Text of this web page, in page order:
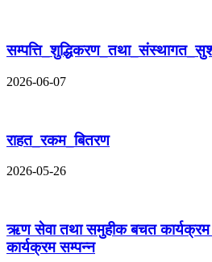
2026-06-07
राहत_रकम_बितरण
2026-05-26
ऋण सेवा तथा समुहीक बचत कार्यक्रम
कार्यक्रम सम्पन्न